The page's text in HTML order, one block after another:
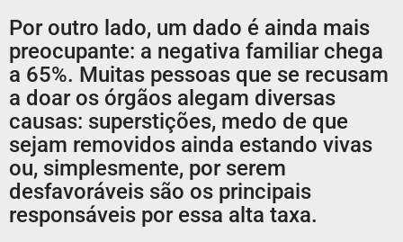
Por outro lado, um dado é ainda mais
preocupante: a negativa familiar chega
a 65%. Muitas pessoas que se recusam
a doar os órgãos alegam diversas
causas: superstições, medo de que
sejam removidos ainda estando vivas
ou, simplesmente, por serem
desfavoráveis são os principais
responsáveis por essa alta taxa.